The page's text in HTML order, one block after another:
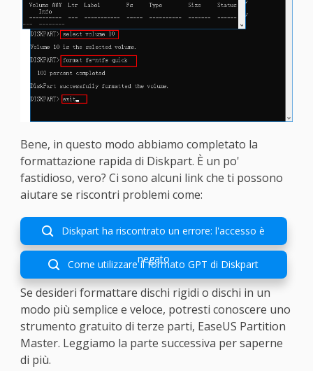
Bene, in questo modo abbiamo completato la
formattazione rapida di Diskpart. È un po'
fastidioso, vero? Ci sono alcuni link che ti possono
aiutare se riscontri problemi come:
 Diskpart ha riscontrato un errore: l'accesso è
negato
 Come utilizzare il formato GPT di Diskpart
Se desideri formattare dischi rigidi o dischi in un
modo più semplice e veloce, potresti conoscere uno
strumento gratuito di terze parti, EaseUS Partition
Master. Leggiamo la parte successiva per saperne
di più.